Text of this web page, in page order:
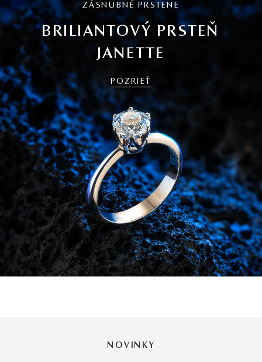
ZÁSNUBNÉ PRSTENE
BRILIANTOVÝ PRSTEŇ
JANETTE
POZRIEŤ
NOVINKY